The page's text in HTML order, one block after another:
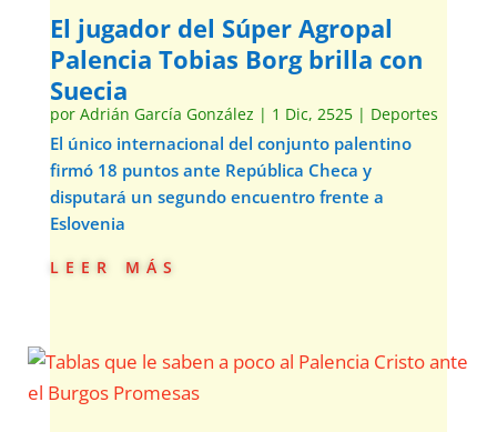
El jugador del Súper Agropal
Palencia Tobias Borg brilla con
Suecia
por Adrián García González | 1 Dic, 2525| Deportes
El único internacional del conjunto palentino
firmó 18 puntos ante República Checa y
disputará un segundo encuentro frente a
Eslovenia
leer más